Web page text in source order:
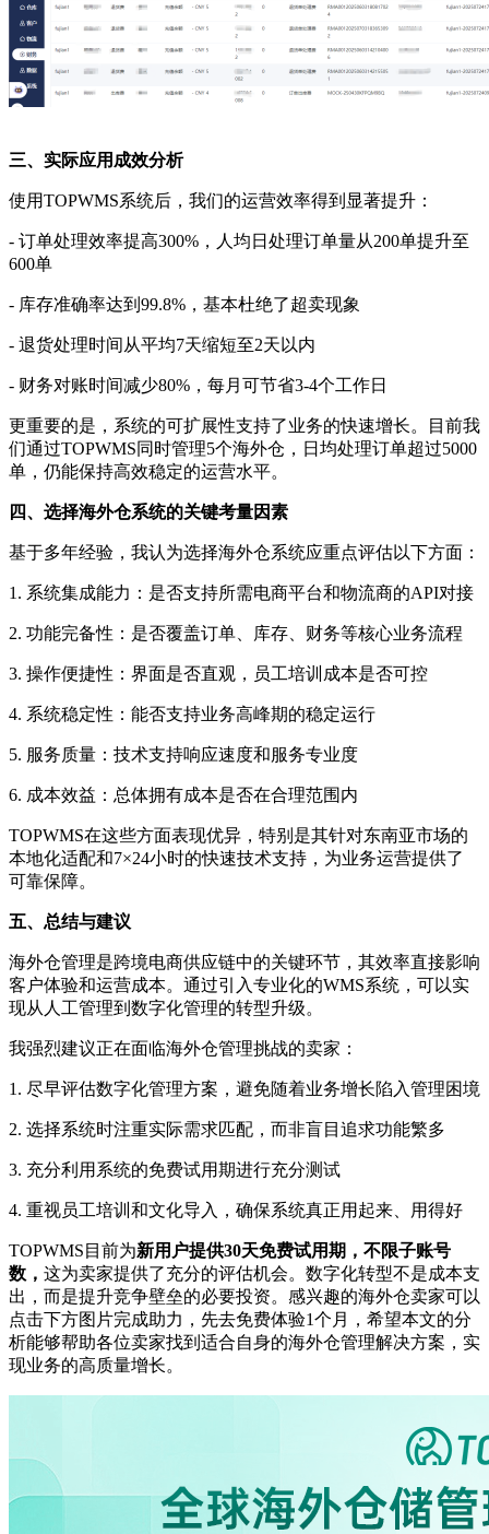
三、实际应用成效分析
使用TOPWMS系统后，我们的运营效率得到显著提升：
- 订单处理效率提高300%，人均日处理订单量从200单提升至
600单
- 库存准确率达到99.8%，基本杜绝了超卖现象
- 退货处理时间从平均7天缩短至2天以内
- 财务对账时间减少80%，每月可节省3-4个工作日
更重要的是，系统的可扩展性支持了业务的快速增长。目前我
们通过TOPWMS同时管理5个海外仓，日均处理订单超过5000
单，仍能保持高效稳定的运营水平。
四、选择海外仓系统的关键考量因素
基于多年经验，我认为选择海外仓系统应重点评估以下方面：
1. 系统集成能力：是否支持所需电商平台和物流商的API对接
2. 功能完备性：是否覆盖订单、库存、财务等核心业务流程
3. 操作便捷性：界面是否直观，员工培训成本是否可控
4. 系统稳定性：能否支持业务高峰期的稳定运行
5. 服务质量：技术支持响应速度和服务专业度
6. 成本效益：总体拥有成本是否在合理范围内
TOPWMS在这些方面表现优异，特别是其针对东南亚市场的
本地化适配和7×24小时的快速技术支持，为业务运营提供了
可靠保障。
五、总结与建议
海外仓管理是跨境电商供应链中的关键环节，其效率直接影响
客户体验和运营成本。通过引入专业化的WMS系统，可以实
现从人工管理到数字化管理的转型升级。
我强烈建议正在面临海外仓管理挑战的卖家：
1. 尽早评估数字化管理方案，避免随着业务增长陷入管理困境
2. 选择系统时注重实际需求匹配，而非盲目追求功能繁多
3. 充分利用系统的免费试用期进行充分测试
4. 重视员工培训和文化导入，确保系统真正用起来、用得好
TOPWMS目前为新用户提供30天免费试用期， 不限子账号
数， 这为卖家提供了充分的评估机会。数字化转型不是成本支
出，而是提升竞争壁垒的必要投资。 感兴趣的海外仓卖家可以
点击下方图片完成助力，先去免费体验1个月， 希望本文的分
析能够帮助各位卖家找到适合自身的海外仓管理解决方案，实
现业务的高质量增长。